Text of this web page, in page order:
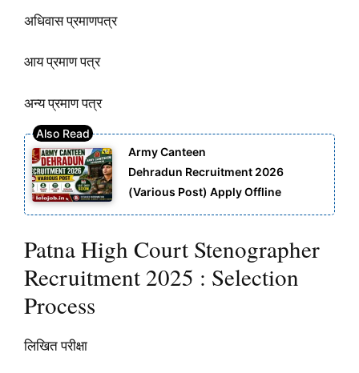
अधिवास प्रमाणपत्र
आय प्रमाण पत्र
अन्य प्रमाण पत्र
Army Canteen
Dehradun Recruitment 2026
(Various Post) Apply Offline
Patna High Court Stenographer
Recruitment 2025 : Selection
Process
लिखित परीक्षा